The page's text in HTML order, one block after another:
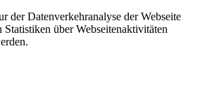
der Datenverkehranalyse der Webseite
Statistiken über Webseitenaktivitäten